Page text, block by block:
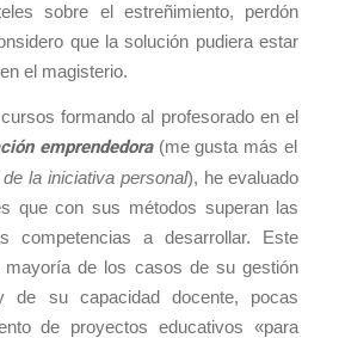
sobre el estreñimiento, perdón
que la solución pudiera estar
el magisterio.
formando al profesorado en el
emprendedora (me gusta más el
la iniciativa personal), he evaluado
que con sus métodos superan las
competencias a desarrollar. Este
mayoría de los casos de su gestión
de su capacidad docente, pocas
de proyectos educativos «para